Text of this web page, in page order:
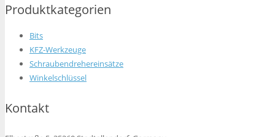
Produktkategorien
Bits
KFZ-Werkzeuge
Schraubendrehereinsätze
Winkelschlüssel
Kontakt